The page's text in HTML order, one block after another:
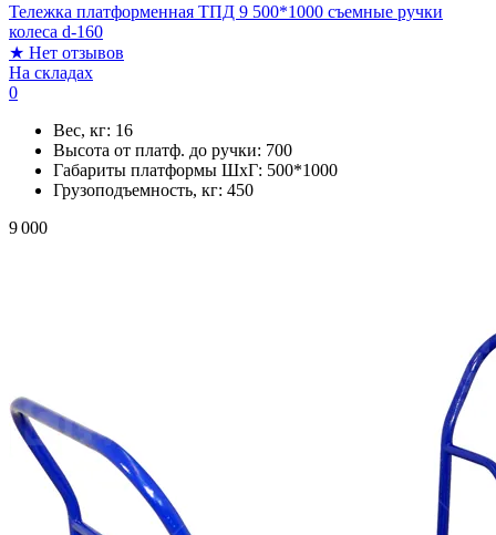
Тележка платформенная ТПД 9 500*1000 съемные ручки
колеса d-160
★ Нет отзывов
На складах
0
Вес, кг: 16
Высота от платф. до ручки: 700
Габариты платформы ШxГ: 500*1000
Грузоподъемность, кг: 450
9 000